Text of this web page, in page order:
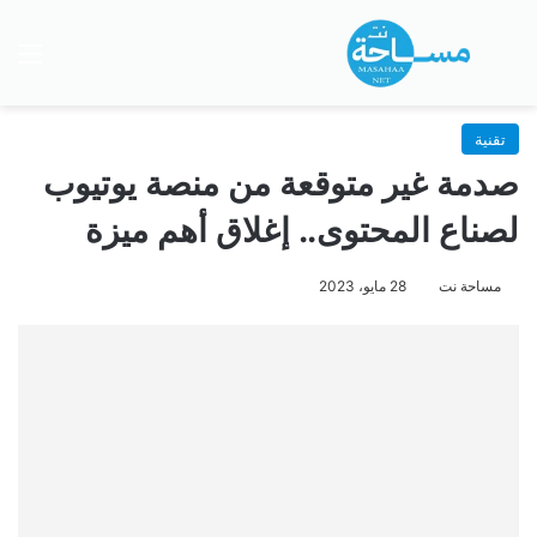
بحث عن
تقنية
صدمة غير متوقعة من منصة يوتيوب
لصناع المحتوى.. إغلاق أهم ميزة
مساحة نت 28 مايو، 2023